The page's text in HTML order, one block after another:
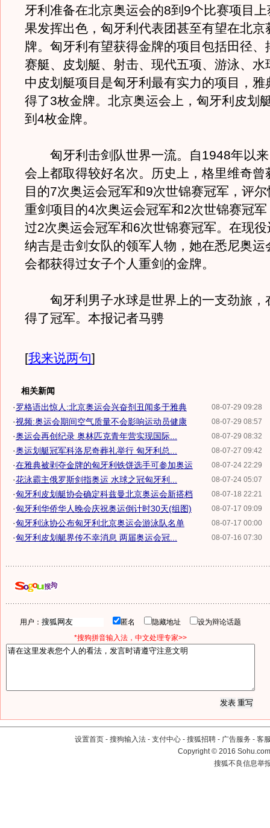
牙利准备在北京奥运会的8到9个比赛项目
果发挥出色，匈牙利代表团甚至有望在北京
牌。匈牙利有望获得金牌的项目包括田径、
赛艇、皮划艇、射击、现代五项、游泳、水
中皮划艇项目是匈牙利最有实力的项目，雅
得了3枚金牌。北京奥运会上，匈牙利皮划
到4枚金牌。
匈牙利击剑队世界一流。自1948年以来
会上都取得较好名次。历史上，格里维奇曾
目的7次奥运会冠军和9次世锦赛冠军，评
重剑项目的4次奥运会冠军和2次世锦赛冠
过2次奥运会冠军和6次世锦赛冠军。在现
纳吉是击剑女队的领军人物，她在悉尼奥运
会都获得过女子个人重剑的金牌。
匈牙利男子水球是世界上的一支劲旅，
得了冠军。本报记者马骋
[我来说两句]
相关新闻
08-07-29 09:28
·罗格语出惊人:北京奥运会兴奋剂丑闻多于雅典
08-07-29 08:57
·视频:奥运会期间空气质量不会影响运动员健康
08-07-29 08:32
·奥运会再创纪录 奥林匹克青年营实现国际...
08-07-27 09:42
·奥运划艇冠军科洛尼奇葬礼举行 匈牙利总...
08-07-24 22:29
·在雅典被剥夺金牌的匈牙利铁饼选手可参加奥运
08-07-24 05:07
·花泳霸主俄罗斯剑指奥运 水球之冠匈牙利...
08-07-18 22:21
·匈牙利皮划艇协会确定科兹曼北京奥运会新搭档
08-07-17 09:09
·匈牙利华侨华人晚会庆祝奥运倒计时30天(组图)
08-07-17 00:00
·匈牙利泳协公布匈牙利北京奥运会游泳队名单
08-07-16 07:30
·匈牙利皮划艇界传不幸消息 两届奥运会冠...
用户： 匿名 隐藏地址
设为辩论话题
*搜狗拼音输入法，中文处理专家>>
设置首页 - 搜狗输入法 - 支付中心 - 搜狐招聘 - 广告服务 - 客
Copyright©2016
搜狐不良信息举